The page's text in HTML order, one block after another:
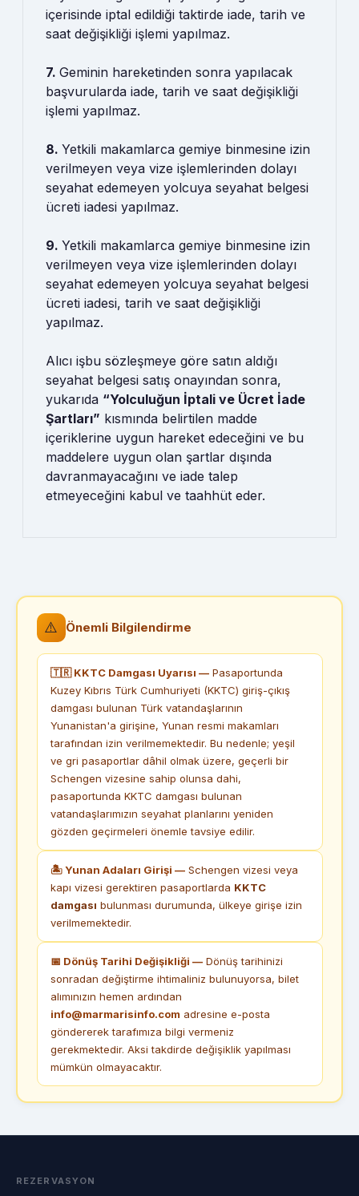
içerisinde iptal edildiği taktirde iade, tarih ve
saat değişikliği işlemi yapılmaz.
7. Geminin hareketinden sonra yapılacak
başvurularda iade, tarih ve saat değişikliği
işlemi yapılmaz.
8. Yetkili makamlarca gemiye binmesine izin
verilmeyen veya vize işlemlerinden dolayı
seyahat edemeyen yolcuya seyahat belgesi
ücreti iadesi yapılmaz.
9. Yetkili makamlarca gemiye binmesine izin
verilmeyen veya vize işlemlerinden dolayı
seyahat edemeyen yolcuya seyahat belgesi
ücreti iadesi, tarih ve saat değişikliği
yapılmaz.
Alıcı işbu sözleşmeye göre satın aldığı
seyahat belgesi satış onayından sonra,
yukarıda “Yolculuğun İptali ve Ücret İade
Şartları” kısmında belirtilen madde
içeriklerine uygun hareket edeceğini ve bu
maddelere uygun olan şartlar dışında
davranmayacağını ve iade talep
etmeyeceğini kabul ve taahhüt eder.
⚠️ Önemli Bilgilendirme
🇹🇷 KKTC Damgası Uyarısı —Pasaportunda
Kuzey Kıbrıs Türk Cumhuriyeti (KKTC) giriş-çıkış
damgası bulunan Türk vatandaşlarının
Yunanistan'a girişine, Yunan resmi makamları
tarafından izin verilmemektedir. Bu nedenle; yeşil
ve gri pasaportlar dâhil olmak üzere, geçerli bir
Schengen vizesine sahip olunsa dahi,
pasaportunda KKTC damgası bulunan
vatandaşlarımızın seyahat planlarını yeniden
gözden geçirmeleri önemle tavsiye edilir.
🏝 Yunan Adaları Girişi —Schengen vizesi veya
kapı vizesi gerektiren pasaportlarda KKTC
damgası bulunması durumunda, ülkeye girişe izin
verilmemektedir.
📅 Dönüş Tarihi Değişikliği —Dönüş tarihinizi
sonradan değiştirme ihtimaliniz bulunuyorsa, bilet
alımınızın hemen ardından
info@marmarisinfo.com adresine e-posta
göndererek tarafımıza bilgi vermeniz
gerekmektedir. Aksi takdirde değişiklik yapılması
mümkün olmayacaktır.
REZERVASYON